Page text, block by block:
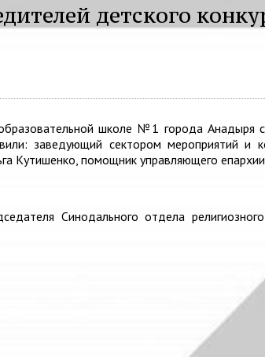
детского
школе №1 города Анадыря
заведующий сектором мероприятий и
Кутишенко, помощник управляющего
Синодального отдела